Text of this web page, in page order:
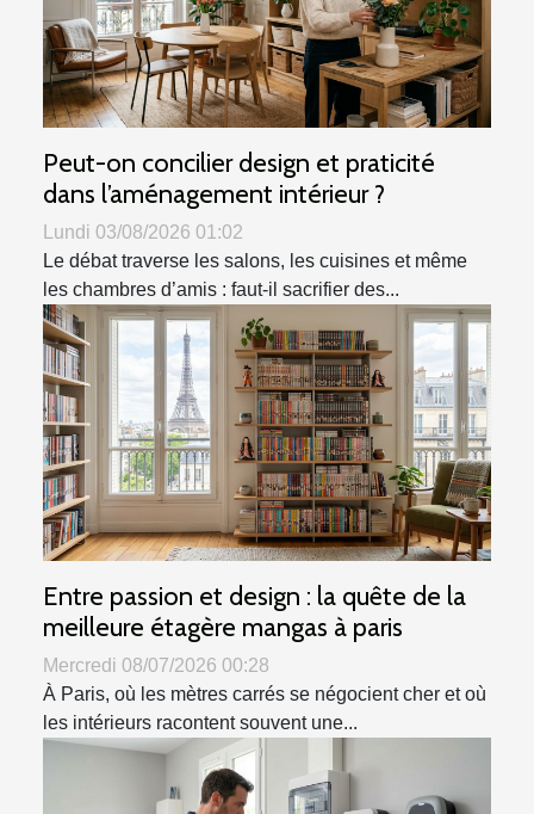
Peut-on concilier design et praticité
dans l’aménagement intérieur ?
Lundi 03/08/2026 01:02
Le débat traverse les salons, les cuisines et même
les chambres d’amis : faut-il sacrifier des...
Entre passion et design : la quête de la
meilleure étagère mangas à paris
Mercredi 08/07/2026 00:28
À Paris, où les mètres carrés se négocient cher et où
les intérieurs racontent souvent une...